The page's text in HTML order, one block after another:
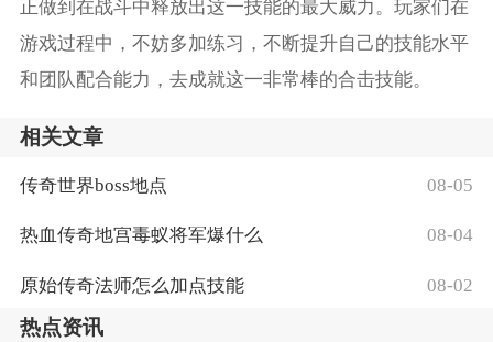
正做到在战斗中释放出这一技能的最大威力。玩家们在
游戏过程中，不妨多加练习，不断提升自己的技能水平
和团队配合能力，去成就这一非常棒的合击技能。
相关文章
传奇世界boss地点 08-05
热血传奇地宫毒蚁将军爆什么 08-04
原始传奇法师怎么加点技能 08-02
热点资讯